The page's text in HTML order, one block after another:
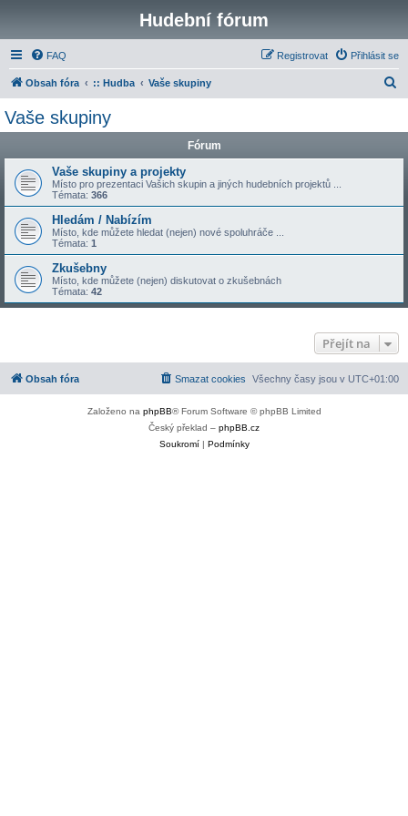
Hudební fórum
FAQ Přihlásit se
Registrovat
Obsah fóra :: Hudba Vaše skupiny
Vaše skupiny
Fórum
Vaše skupiny a projekty
Místo pro prezentaci Vašich skupin a jiných hudebních projektů ...
Témata: 366
Hledám / Nabízím
Místo, kde můžete hledat (nejen) nové spoluhráče ...
Témata: 1
Zkušebny
Místo, kde můžete (nejen) diskutovat o zkušebnách
Témata: 42
Přejít na
Obsah fóra Všechny časy jsou v UTC+01:00
Smazat cookies
Založeno na phpBB® Forum Software © phpBB Limited
Český překlad – phpBB.cz
Soukromí| Podmínky